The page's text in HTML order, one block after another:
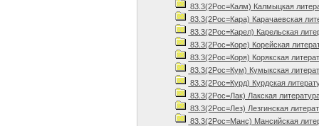
83.3(2Рос=Калм) Калмыцкая
83.3(2Рос=Кара) Карачаевская
83.3(2Рос=Карел) Карельская
83.3(2Рос=Коре) Корейская
83.3(2Рос=Коря) Корякская
83.3(2Рос=Кум) Кумыкская
83.3(2Рос=Курд) Курдская
83.3(2Рос=Лак) Лакская
83.3(2Рос=Лез) Лезгинская
83.3(2Рос=Манс) Мансийская